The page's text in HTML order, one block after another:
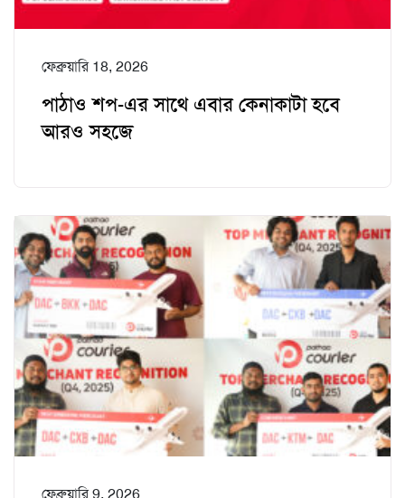
ফেব্রুয়ারি 18, 2026
পাঠাও শপ-এর সাথে এবার কেনাকাটা হবে
আরও সহজে
ফেব্রুয়ারি 9, 2026